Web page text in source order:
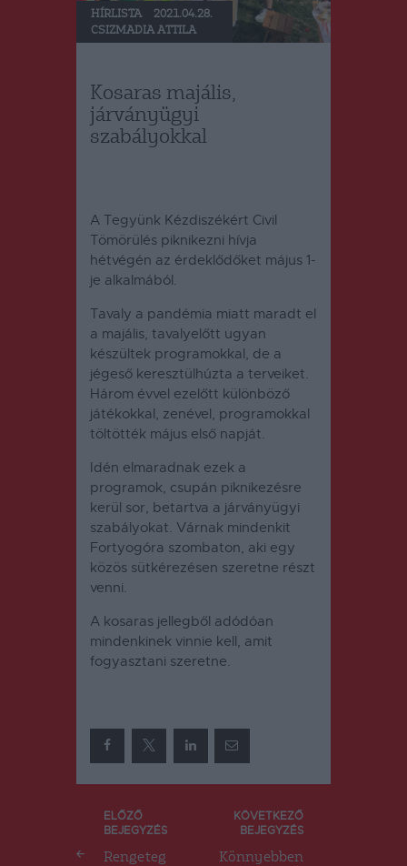
HÍRLISTA
2021.04.28.
CSIZMADIA ATTILA
Kosaras majális,
járványügyi
szabályokkal
A Tegyünk Kézdiszékért Civil
Tömörülés piknikezni hívja
hétvégén az érdeklődőket május 1-
je alkalmából.
Tavaly a pandémia miatt maradt el
a majális, tavalyelőtt ugyan
készültek programokkal, de a
jégeső keresztülhúzta a terveiket.
Három évvel ezelőtt különböző
játékokkal, zenével, programokkal
töltötték május első napját.
Idén elmaradnak ezek a
programok, csupán piknikezésre
kerül sor, betartva a járványügyi
szabályokat. Várnak mindenkit
Fortyogóra szombaton, aki egy
közös sütkérezésen szeretne részt
venni.
A kosaras jellegből adódóan
mindenkinek vinnie kell, amit
fogyasztani szeretne.
Bejegyzés
navigáció
ELŐZŐ
BEJEGYZÉS
Rengeteg
KÖVETKEZŐ
BEJEGYZÉS
Könnyebben